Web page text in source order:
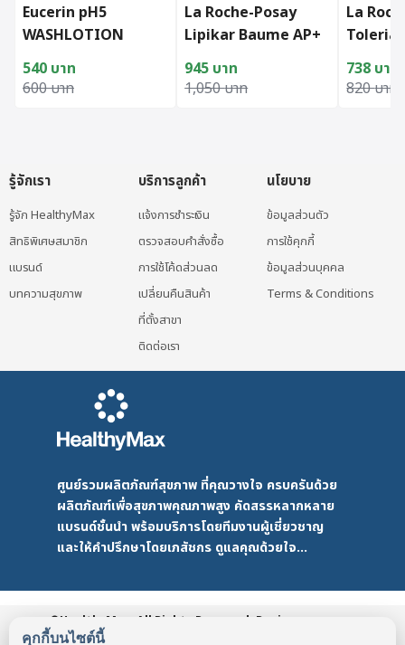
Eucerin pH5
WASHLOTION
PERFUME FREE 400
ml
600บาท
Original price was: 600 บาท.
540 บาท
Current price is: 540 บาท.
La Roche-Posay
Lipikar Baume AP+
(200 ml)
1,050บาท
Original price was: 1,050 บาท.
945 บาท
Current price is: 945 บาท.
La
820บาท
Original
738 บาท
Current
คุกกี้บนไซต์นี้
รู้จักเรา
รู้จัก HealthyMax
สิทธิพิเศษสมาชิก
แบรนด์
บทความสุขภาพ
บริการลูกค้า
แจ้งการชำระเงิน
ตรวจสอบคำสั่งซื้อ
การใช้โค้ดส่วนลด
เปลี่ยนคืนสินค้า
ที่ตั้งสาขา
ติดต่อเรา
นโยบาย
ข้อมูลส่วนตัว
การใช้คุกกี้
ข้อมูลส่วนบุคคล
Terms & Conditions
ศูนย์รวมผลิตภัณฑ์สุขภาพ ที่คุณวางใจ ครบครันด้วย
ผลิตภัณฑ์เพื่อสุขภาพคุณภาพสูง คัดสรรหลากหลาย
แบรนด์ชั้นนำ พร้อมบริการโดยทีมงานผู้เชี่ยวชาญ
และให้คำปรึกษาโดยเภสัชกร ดูแลคุณด้วยใจ...
©HealthyMax. All Rights Reserved. Design
by DMDHealthyMax